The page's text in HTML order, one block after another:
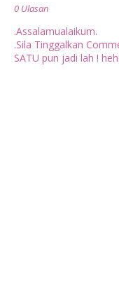
0 Ulasan
.Assalamualaikum.
.Sila Tinggalkan
SATU pun jadi lah !